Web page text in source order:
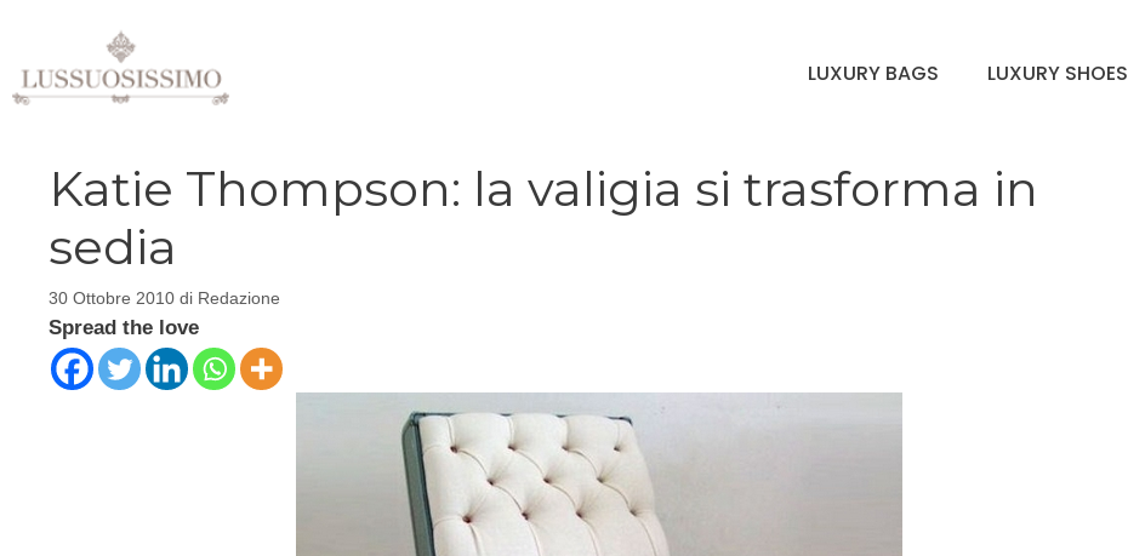
contenuto
LUXURY BAGS LUXURY SHOES
Katie Thompson: la valigia si trasforma in
sedia
30 Ottobre 2010 di Redazione
Spread the love